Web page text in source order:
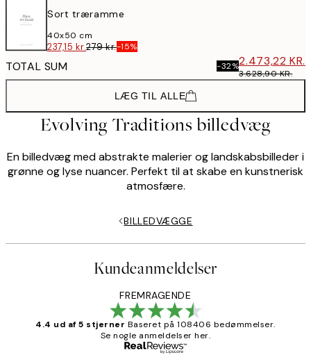
Sort træramme
40x50 cm
237,15 kr.279 kr.-15%
TOTAL SUM -32%2.473,22 KR.
3.628,90 KR.
LÆG TIL ALLE
INDKØBSKURV
Evolving Traditions billedvæg
En billedvæg med abstrakte malerier og landskabsbilleder i
grønne og lyse nuancer. Perfekt til at skabe en kunstnerisk
atmosfære.
BILLEDVÆGGE
Kundeanmeldelser
FREMRAGENDE
4.4 ud af 5 stjerner Baseret på 108406 bedømmelser.
Se nogle anmeldelser her.